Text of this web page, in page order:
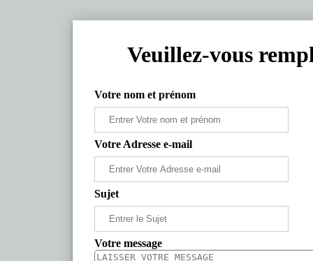
Veuillez-vous
Votre nom et prénom
Votre Adresse e-mail
Sujet
Votre message